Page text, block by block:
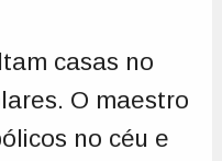
casas no
O maestro
no céu e